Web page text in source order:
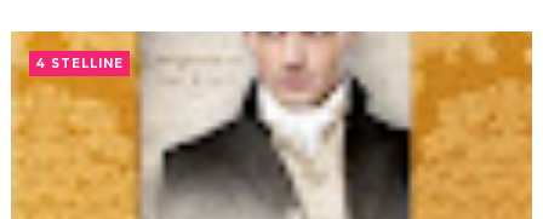
4 STELLINE